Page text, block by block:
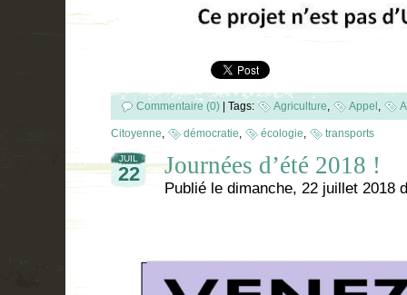
Commentaire (0) | Tags: Agriculture Appel
Citoyenne démocratie écologie transports
JUIL
22 Journées d’été 2018 !
Publié le dimanche, 22 juillet 2018